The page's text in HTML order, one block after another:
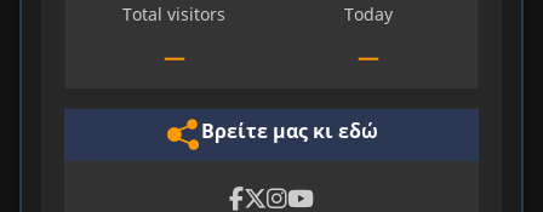
Total visitors
—
Today
—
Βρείτε μας κι εδώ